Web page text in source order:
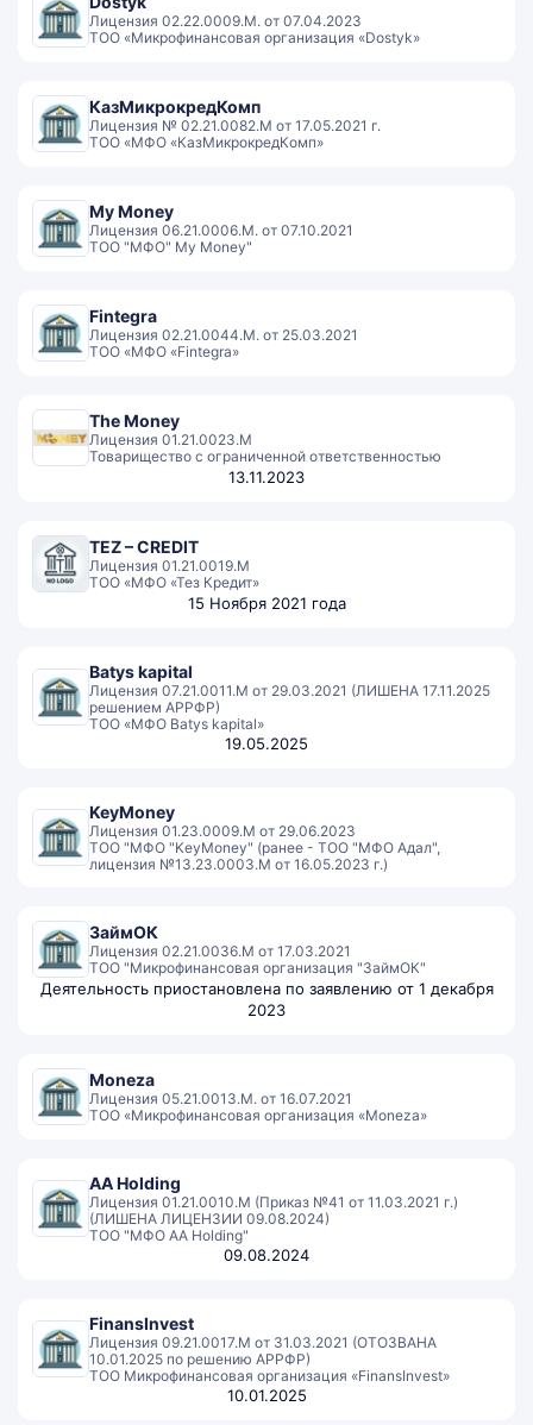
Лицензия 02.22.0009.М. от 07.04.2023
ТОО «Микрофинансовая организация «Dostyk»
КазМикрокредКомп
Лицензия № 02.21.0082.М от 17.05.2021 г.
ТОО «МФО «КазМикрокредКомп»
My Money
Лицензия 06.21.0006.М. от 07.10.2021
ТОО "МФО" My Money"
Fintegra
Лицензия 02.21.0044.M. от 25.03.2021
ТОО «МФО «Fintegra»
The Money
Лицензия 01.21.0023.М
Товарищество с ограниченной ответственностью
13.11.2023
TEZ – CREDIT
Лицензия 01.21.0019.М
ТОО «МФО «Тез Кредит»
15 Ноября 2021 года
Batys kapital
Лицензия 07.21.0011.М от 29.03.2021 (ЛИШЕНА 17.11.2025
решением АРРФР)
ТОО «МФО Batys kapital»
19.05.2025
KeyMoney
Лицензия 01.23.0009.М от 29.06.2023
ТОО "МФО "KeyMoney" (ранее - ТОО "МФО Адал",
лицензия №13.23.0003.М от 16.05.2023 г.)
ЗаймОК
Лицензия 02.21.0036.M от 17.03.2021
ТОО "Микрофинансовая организация "ЗаймОК"
Деятельность приостановлена по заявлению от 1 декабря
2023
Moneza
Лицензия 05.21.0013.М. от 16.07.2021
ТОО «Микрофинансовая организация «Moneza»
AA Holding
Лицензия 01.21.0010.М (Приказ №41 от 11.03.2021 г.)
(ЛИШЕНА ЛИЦЕНЗИИ 09.08.2024)
ТОО "МФО AA Holding"
09.08.2024
FinansInvest
Лицензия 09.21.0017.М от 31.03.2021 (ОТОЗВАНА
10.01.2025 по решению АРРФР)
ТОО Микрофинансовая организация «FinansInvest»
10.01.2025